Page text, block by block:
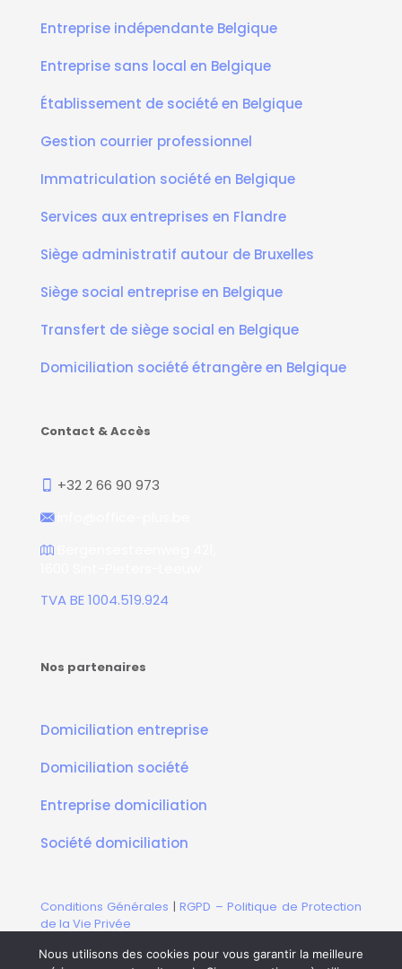
Entreprise indépendante Belgique
Entreprise sans local en Belgique
Établissement de société en Belgique
Gestion courrier professionnel
Immatriculation société en Belgique
Services aux entreprises en Flandre
Siège administratif autour de Bruxelles
Siège social entreprise en Belgique
Transfert de siège social en Belgique
Domiciliation société étrangère en Belgique
Contact & Accès
+32 2 66 90 973
info@office-plus.be
TVA BE 1004.519.924
Nos partenaires
Domiciliation entreprise
Domiciliation société
Entreprise domiciliation
Société domiciliation
Conditions Générales |RGPD – Politique de Protection
de la Vie Privée
Copyright © 2010 - 2026 OfficePlus.Tous droits
Nous utilisons des cookies pour vous garantir la meilleure